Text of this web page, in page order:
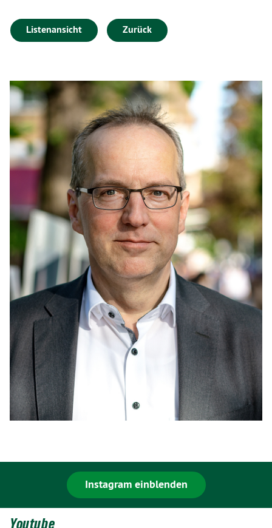
Listenansicht Zurück
Instagram einblenden
Youtube